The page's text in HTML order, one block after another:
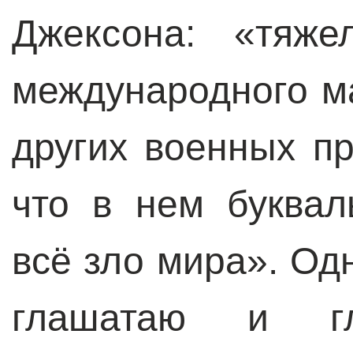
Джексона:
международного
других военных
что в нем
всё зло мира».
глашатаю и